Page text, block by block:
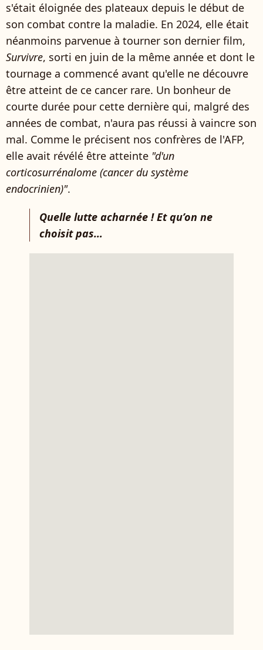
s'était éloignée des plateaux depuis le début de
son combat contre la maladie. En 2024, elle était
néanmoins parvenue à tourner son dernier film,
Survivre, sorti en juin de la même année et dont le
tournage a commencé avant qu'elle ne découvre
être atteint de ce cancer rare. Un bonheur de
courte durée pour cette dernière qui, malgré des
années de combat, n'aura pas réussi à vaincre son
mal. Comme le précisent nos confrères de l'AFP,
elle avait révélé être atteinte "d'un
corticosurrénalome (cancer du système
endocrinien)".
Quelle lutte acharnée ! Et qu’on ne
choisit pas…